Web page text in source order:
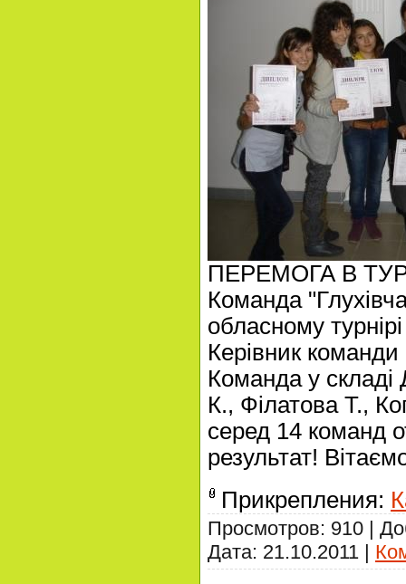
ПЕРЕМОГА В
Команда
обласному
Керівник
Команда у
К., Філатова Т.,
серед 14 команд
результат!
Прикрепления:
Просмотров: 910 |
Дата: 21.10.2011 |